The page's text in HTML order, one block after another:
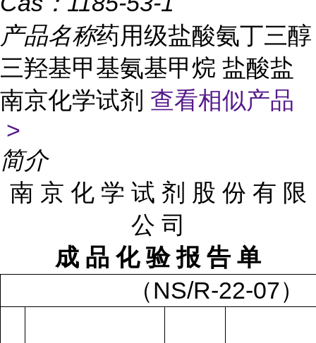
产品名称药用级盐酸氨丁三醇
三羟基甲基氨基甲烷 盐酸盐
南京化学试剂 查看相似产品
>
简介
南 京 化 学 试 剂 股 份 有 限
公 司
成 品 化 验 报 告 单
（NS/R-22-07）